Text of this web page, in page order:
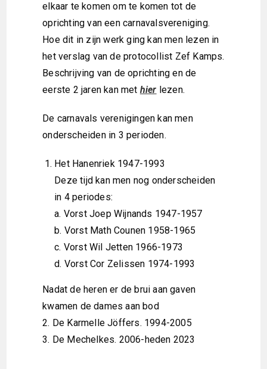
elkaar te komen om te komen tot de
oprichting van een carnavalsvereniging.
Hoe dit in zijn werk ging kan men lezen in
het verslag van de protocollist Zef Kamps.
Beschrijving van de oprichting en de
eerste 2 jaren kan met hier lezen.
De carnavals verenigingen kan men
onderscheiden in 3 perioden.
Het Hanenriek 1947-1993
Deze tijd kan men nog onderscheiden
in 4 periodes:
a. Vorst Joep Wijnands 1947-1957
b. Vorst Math Counen 1958-1965
c. Vorst Wil Jetten 1966-1973
d. Vorst Cor Zelissen 1974-1993
Nadat de heren er de brui aan gaven
kwamen de dames aan bod
2. De Karmelle Jöffers. 1994-2005
3. De Mechelkes. 2006-heden 2023